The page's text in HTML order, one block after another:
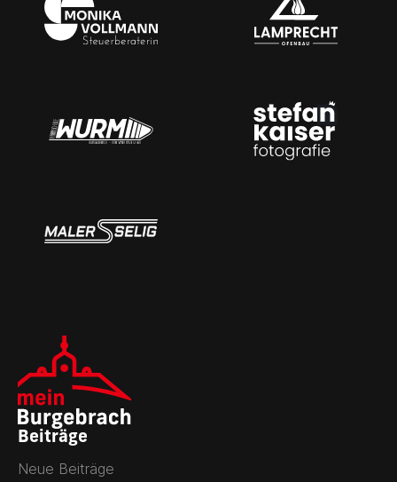
Beiträge
Neue Beiträge